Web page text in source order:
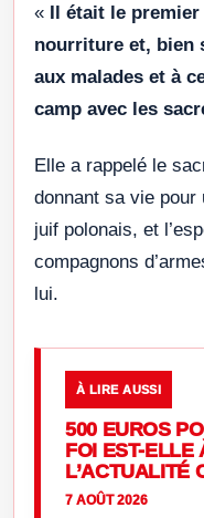
« Il était le
nourriture et, bien
aux malades et à
camp avec les
Elle a rappelé le
donnant sa vie pour
juif polonais, et
compagnons
lui.
À LIRE AUSSI
500 EUROS
FOI EST-ELLE
L’ACTUALITÉ
7 AOÛT 2026